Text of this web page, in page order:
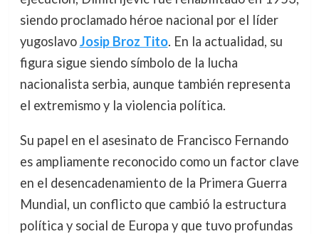
siendo proclamado héroe nacional por el líder
yugoslavoJosip Broz Tito. En la actualidad, su
figura sigue siendo símbolo de la lucha
nacionalista serbia, aunque también representa
el extremismo y la violencia política.
Su papel en el asesinato de Francisco Fernando
es ampliamente reconocido como un factor clave
en el desencadenamiento de la Primera Guerra
Mundial, un conflicto que cambió la estructura
política y social de Europa y que tuvo profundas